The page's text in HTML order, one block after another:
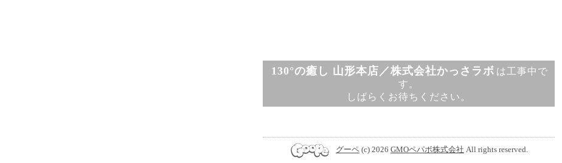
130°の癒し 山形本店／株式会社かっさラボ は工事中で
す。
しばらくお待ちください。
グーペ (c) 2026 GMOペパボ株式会社 All rights reserved.